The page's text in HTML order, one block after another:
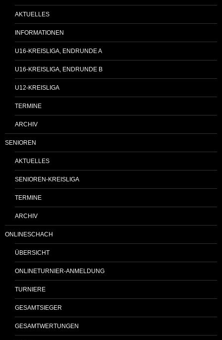
AKTUELLES
INFORMATIONEN
U16-KREISLIGA, ENDRUNDE A
U16-KREISLIGA, ENDRUNDE B
U12-KREISLIGA
TERMINE
ARCHIV
SENIOREN
AKTUELLES
SENIOREN-KREISLIGA
TERMINE
ARCHIV
ONLINESCHACH
ÜBERSICHT
ONLINETURNIER-ANMELDUNG
TURNIERE
GESAMTSIEGER
GESAMTWERTUNGEN